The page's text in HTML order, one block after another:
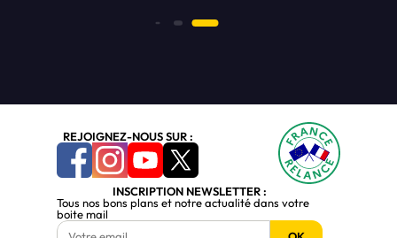
REJOIGNEZ-NOUS SUR :
INSCRIPTION NEWSLETTER :
Tous nos bons plans et notre actualité dans votre
boite mail